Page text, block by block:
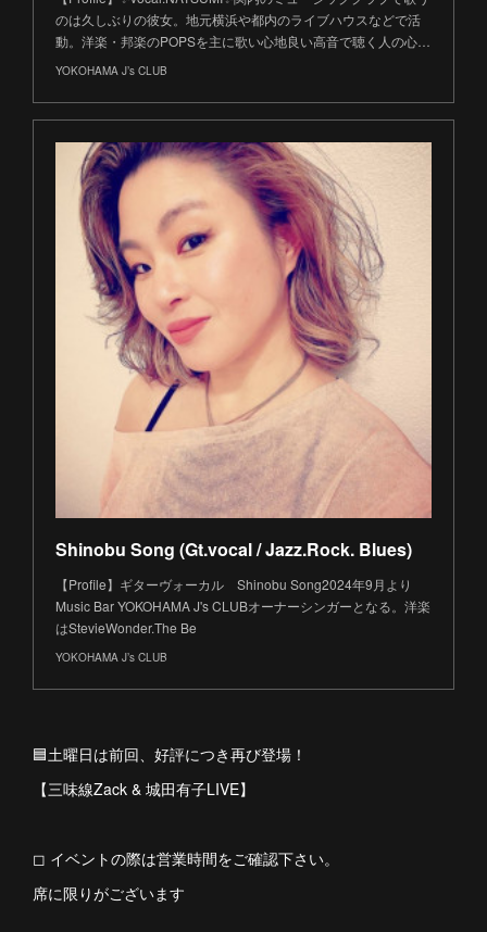
のは久しぶりの彼女。地元横浜や都内のライブハウスなどで活
動。洋楽・邦楽のPOPSを主に歌い心地良い高音で聴く人の心…
YOKOHAMA J’s CLUB
Shinobu Song (Gt.vocal / Jazz.Rock. Blues)
【Profile】ギターヴォーカル Shinobu Song2024年9月より
Music Bar YOKOHAMA J's CLUBオーナーシンガーとなる。洋楽
はStevieWonder.The Be
YOKOHAMA J’s CLUB
🟦土曜日は前回、好評につき再び登場！
【三味線Zack & 城田有子LIVE】
◻︎ イベントの際は営業時間をご確認下さい。
席に限りがございます